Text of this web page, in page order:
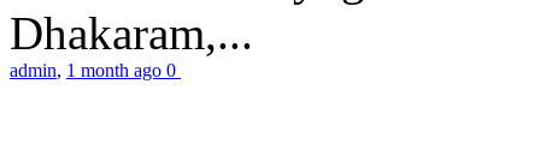
Dhakaram,...
admin, 1 month ago 0